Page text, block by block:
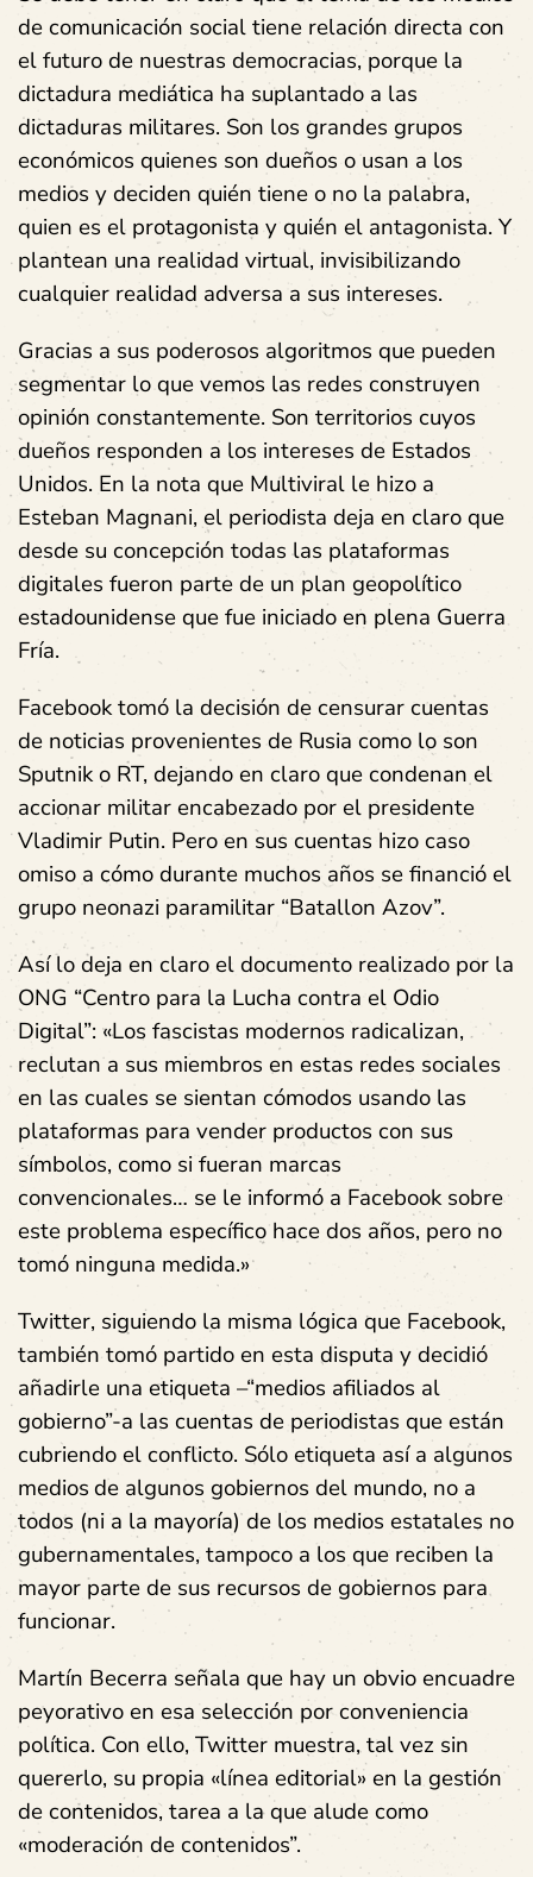
de comunicación social tiene relación directa con
el futuro de nuestras democracias, porque la
dictadura mediática ha suplantado a las
dictaduras militares. Son los grandes grupos
económicos quienes son dueños o usan a los
medios y deciden quién tiene o no la palabra,
quien es el protagonista y quién el antagonista. Y
plantean una realidad virtual, invisibilizando
cualquier realidad adversa a sus intereses.
Gracias a sus poderosos algoritmos que pueden
segmentar lo que vemos las redes construyen
opinión constantemente. Son territorios cuyos
dueños responden a los intereses de Estados
Unidos. En la nota que Multiviral le hizo a
Esteban Magnani, el periodista deja en claro que
desde su concepción todas las plataformas
digitales fueron parte de un plan geopolítico
estadounidense que fue iniciado en plena Guerra
Fría.
Facebook tomó la decisión de censurar cuentas
de noticias provenientes de Rusia como lo son
Sputnik o RT, dejando en claro que condenan el
accionar militar encabezado por el presidente
Vladimir Putin. Pero en sus cuentas hizo caso
omiso a cómo durante muchos años se financió el
grupo neonazi paramilitar “Batallon Azov”.
Así lo deja en claro el documento realizado por la
ONG “Centro para la Lucha contra el Odio
Digital”: «Los fascistas modernos radicalizan,
reclutan a sus miembros en estas redes sociales
en las cuales se sientan cómodos usando las
plataformas para vender productos con sus
símbolos, como si fueran marcas
convencionales… se le informó a Facebook sobre
este problema específico hace dos años, pero no
tomó ninguna medida.»
Twitter, siguiendo la misma lógica que Facebook,
también tomó partido en esta disputa y decidió
añadirle una etiqueta –“medios afiliados al
gobierno”-a las cuentas de periodistas que están
cubriendo el conflicto. Sólo etiqueta así a algunos
mediosde algunos gobiernos del mundo, no a
todos (ni a la mayoría) de los medios estatales no
gubernamentales, tampoco a los que reciben la
mayor parte de sus recursos de gobiernos para
funcionar.
Martín Becerra señala que hay un obvio encuadre
peyorativo en esa selección por conveniencia
política. Con ello, Twitter muestra, tal vez sin
quererlo, su propia «línea editorial» en la gestión
de contenidos, tarea a la que alude como
«moderación de contenidos”.